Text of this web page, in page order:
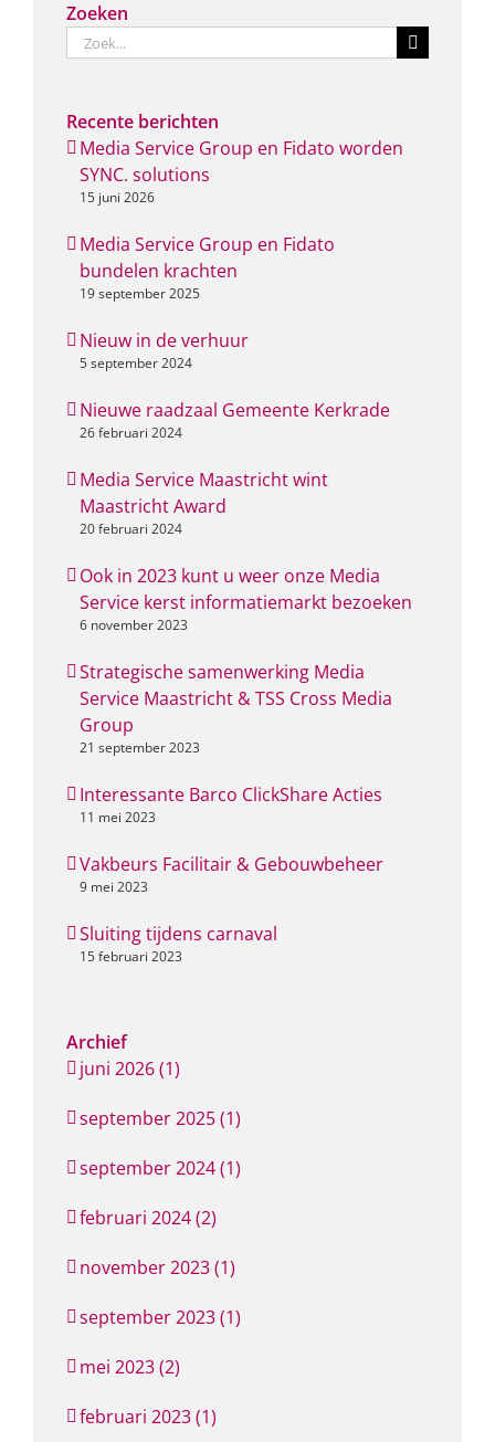
Zoeken
Zoeken
naar:
Recente berichten
Media Service Group en Fidato worden
SYNC. solutions
15 juni 2026
Media Service Group en Fidato
bundelen krachten
19 september 2025
Nieuw in de verhuur
5 september 2024
Nieuwe raadzaal Gemeente Kerkrade
26 februari 2024
Media Service Maastricht wint
Maastricht Award
20 februari 2024
Ook in 2023 kunt u weer onze Media
Service kerst informatiemarkt bezoeken
6 november 2023
Strategische samenwerking Media
Service Maastricht & TSS Cross Media
Group
21 september 2023
Interessante Barco ClickShare Acties
11 mei 2023
Vakbeurs Facilitair & Gebouwbeheer
9 mei 2023
Sluiting tijdens carnaval
15 februari 2023
Archief
juni 2026 (1)
september 2025 (1)
september 2024 (1)
februari 2024 (2)
november 2023 (1)
september 2023 (1)
mei 2023 (2)
februari 2023 (1)